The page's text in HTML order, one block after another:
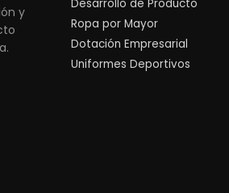
y
Desarrollo de Producto
Ropa por Mayor
Dotación Empresarial
Uniformes Deportivos